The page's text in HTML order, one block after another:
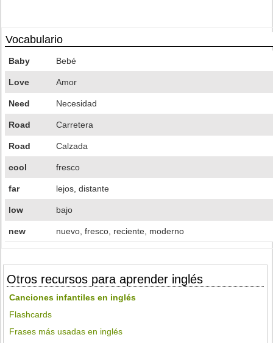
Vocabulario
Baby Bebé
Love Amor
Need Necesidad
Road Carretera
Road Calzada
cool fresco
far lejos, distante
low bajo
new nuevo, fresco, reciente, moderno
Otros recursos para aprender inglés
Canciones infantiles en inglés
Flashcards
Frases más usadas en inglés